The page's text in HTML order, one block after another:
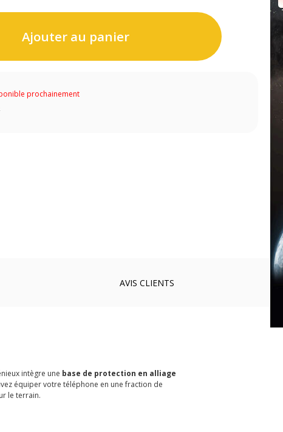
Ajouter au panier
prochainement
AVIS CLIENTS
intègre une base de protection en alliage
équiper votre téléphone en une fraction de
le terrain.